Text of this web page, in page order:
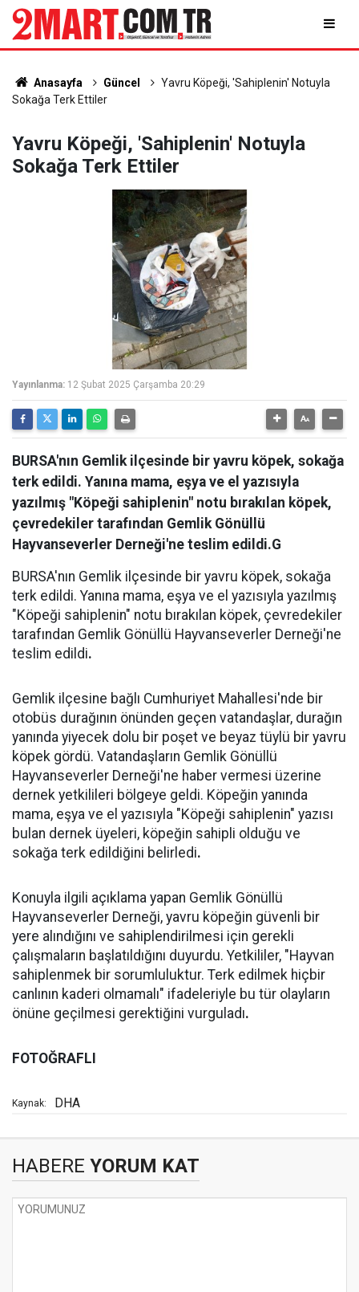
Anasayfa Güncel
Yavru Köpeği, 'Sahiplenin' Notuyla
Sokağa Terk Ettiler
Yavru Köpeği, 'Sahiplenin' Notuyla
Sokağa Terk Ettiler
Yayınlanma: 12 Şubat 2025 Çarşamba 20:29
BURSA'nın Gemlik ilçesinde bir yavru köpek, sokağa
terk edildi. Yanına mama, eşya ve el yazısıyla
yazılmış "Köpeği sahiplenin" notu bırakılan köpek,
çevredekiler tarafından Gemlik Gönüllü
Hayvanseverler Derneği'ne teslim edildi.G
BURSA'nın Gemlik ilçesinde bir yavru köpek, sokağa
terk edildi. Yanına mama, eşya ve el yazısıyla yazılmış
"Köpeği sahiplenin" notu bırakılan köpek, çevredekiler
tarafından Gemlik Gönüllü Hayvanseverler Derneği'ne
teslim edildi.
Gemlik ilçesine bağlı Cumhuriyet Mahallesi'nde bir
otobüs durağının önünden geçen vatandaşlar, durağın
yanında yiyecek dolu bir poşet ve beyaz tüylü bir yavru
köpek gördü. Vatandaşların Gemlik Gönüllü
Hayvanseverler Derneği'ne haber vermesi üzerine
dernek yetkilileri bölgeye geldi. Köpeğin yanında
mama, eşya ve el yazısıyla "Köpeği sahiplenin" yazısı
bulan dernek üyeleri, köpeğin sahipli olduğu ve
sokağa terk edildiğini belirledi.
Konuyla ilgili açıklama yapan Gemlik Gönüllü
Hayvanseverler Derneği, yavru köpeğin güvenli bir
yere alındığını ve sahiplendirilmesi için gerekli
çalışmaların başlatıldığını duyurdu. Yetkililer, "Hayvan
sahiplenmek bir sorumluluktur. Terk edilmek hiçbir
canlının kaderi olmamalı" ifadeleriyle bu tür olayların
önüne geçilmesi gerektiğini vurguladı.
FOTOĞRAFLI
Kaynak: DHA
HABERE YORUM KAT